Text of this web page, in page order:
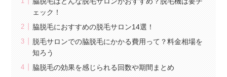
ェック！
脇脱毛におすすめの脱毛サロン14選！
脱毛サロンでの脇脱毛にかかる費用って？料金相場を
知ろう
脇脱毛の効果を感じられる回数や期間まとめ